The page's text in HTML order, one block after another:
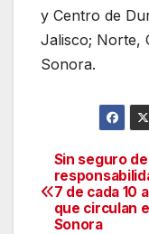
y Centro de
Jalisco; Norte,
Sonora.
de
Sin seguro de
7 de cada 10
que circulan
Sonora